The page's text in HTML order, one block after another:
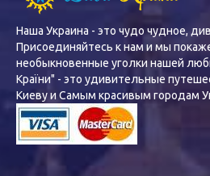
Наша Украина - это чудо чудное,
Присоединяйтесь к нам и мы
необыкновенные уголки нашей
Країни" - это удивительные
Киеву и Самым красивым городам